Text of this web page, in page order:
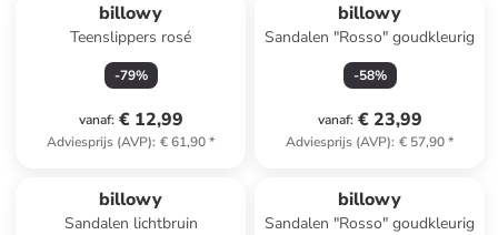
billowy
Teenslippers rosé
-79%
vanaf: € 12,99
Adviesprijs (AVP): € 61,90*
billowy
Sandalen "Rosso" goudkleurig
-58%
vanaf: € 23,99
Adviesprijs (AVP): € 57,90*
billowy
Sandalen lichtbruin
billowy
Sandalen "Rosso" goudkleurig